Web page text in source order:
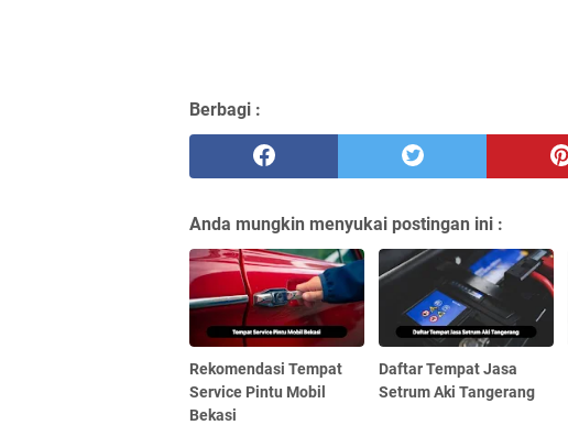
Berbagi :
Anda mungkin menyukai postingan ini :
Rekomendasi Tempat
Service Pintu Mobil
Bekasi
Daftar Tempat Jasa
Setrum Aki Tangerang